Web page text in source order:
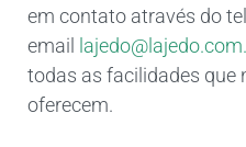
em contato através do
email
todas as facilidades que
oferecem.